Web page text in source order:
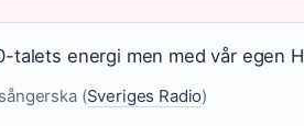
talets energi men med vår egen
(Sveriges Radio)